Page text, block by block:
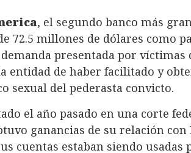
, el segundo banco más
72.5 millones de dólares como
presentada por víctimas
entidad de haber facilitado y
sexual del pederasta convicto.
el año pasado en una corte
ganancias de su relación con
cuentas estaban siendo